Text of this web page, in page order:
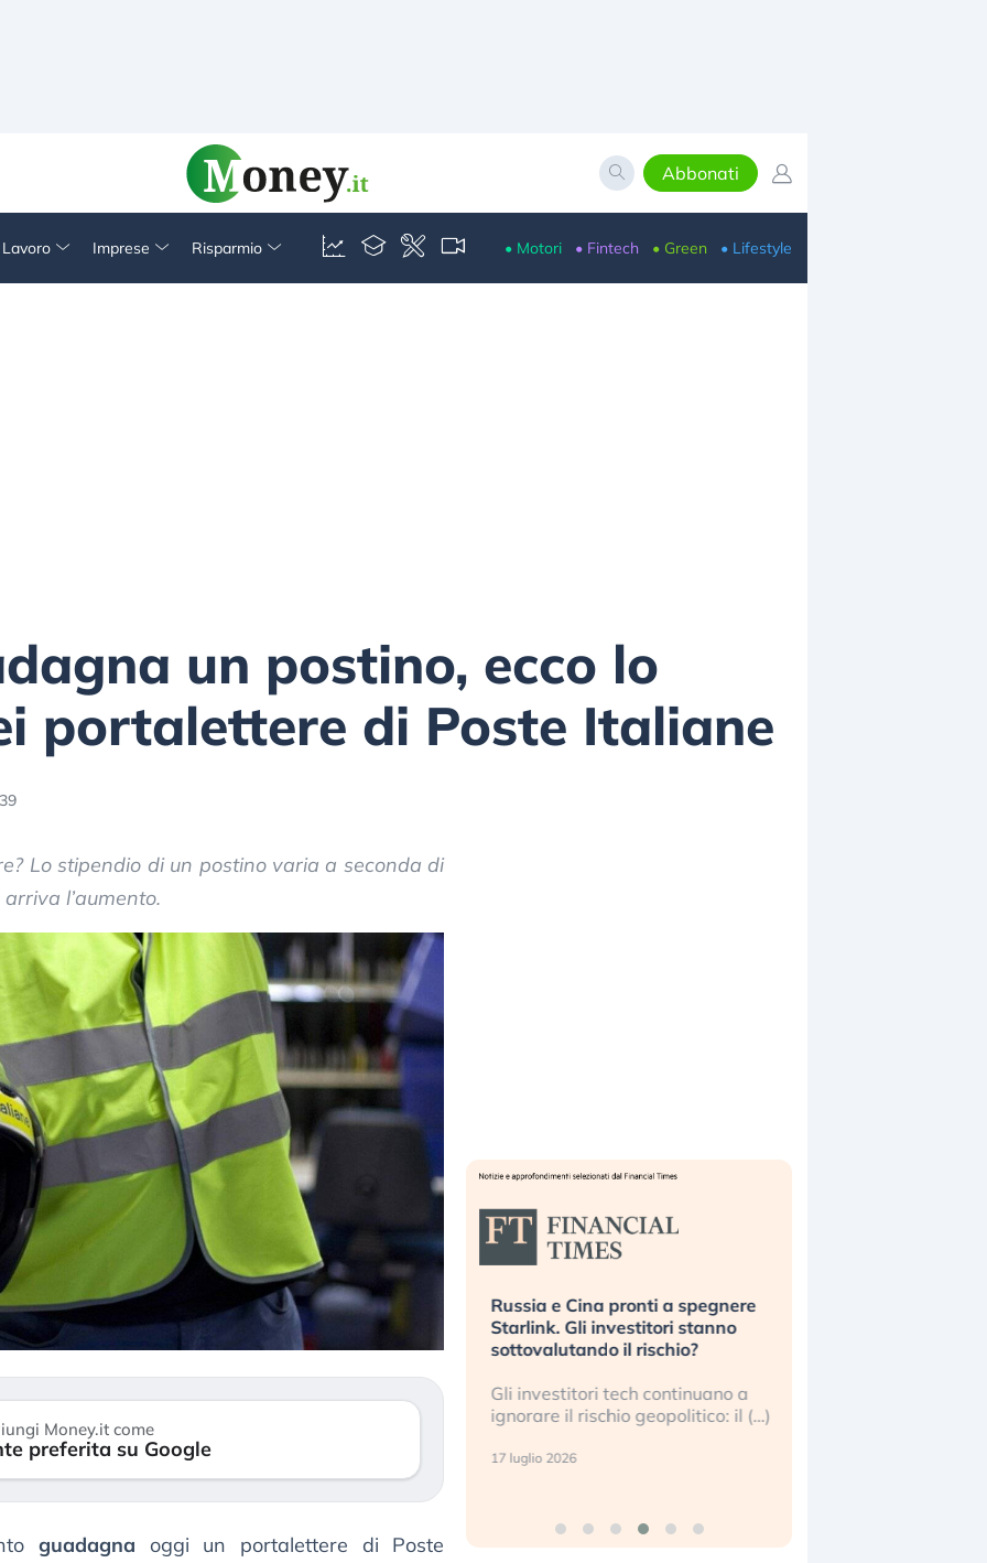
Abbonati
Imprese Risparmio • Motori • Fintech • Green • Lifestyle
un postino, ecco lo
portalettere di Poste Italiane
Lo stipendio di un postino varia a seconda di
l’aumento.
Money.it come
preferita su Google
guadagna oggi un portalettere di Poste
Investitori
lo scoppio
Quando la finanza pesa più
dell’economia reale. L’America sta
ripetendo gli errori del 2008?
sempre più sganciata dall’economia
reale. (…)
24 luglio 2026
Russia e Cina pronti a spegnere
Starlink. Gli investitori stanno
sottovalutando il rischio?
Gli investitori tech continuano a
ignorare il rischio geopolitico: il (…)
17 luglio 2026